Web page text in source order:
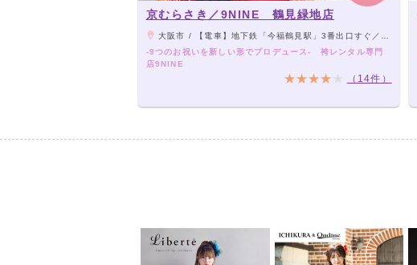
京むらさき／9NINE 鶴見緑地店
大阪市 / 【電車】地下鉄「今福鶴見駅」3番出口すぐ／【バス】市バス36系統で「鶴見西口」停留所下車
-9つのお祝いを新しい形でプロデュース- 袴レンタル専門
店9NINE
（14件）